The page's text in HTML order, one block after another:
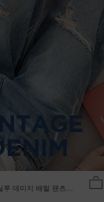
루 데미지 배럴 팬츠